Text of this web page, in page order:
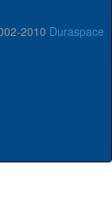
2010 Duraspace